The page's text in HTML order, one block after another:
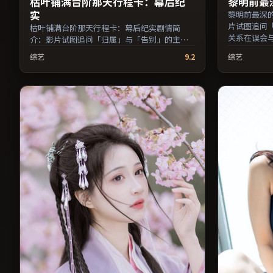
实
枯叶铺满台阶那天行程卡：幕后纪实剧情简
介：影片试图追问「归属」与「告别」的主
题，人物关系在误会与和解中演进；由王小帅
执导，刘亦菲、周冬雨、黄政民等主演，中国
香港出品，悬疑类型，2019年上映 / 2019年11
月10日于中国香港地区院线首映，网络平台同
步更新片源。适合关注表演细节与导演风格的
深度观影人群。（国产影视资源大全免费条目
索引，支持片名与演员交叉检索。）
综艺 9.2
黎明前最深
片试图追问
关系在误会
品，惊悚类
日本地区院
适合关注表
综艺